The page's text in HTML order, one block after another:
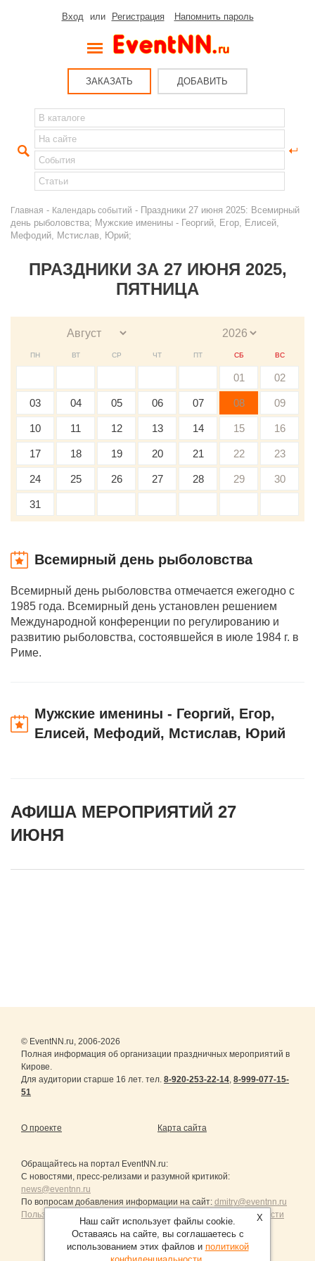
Вход или Регистрация Напомнить пароль
ЗАКАЗАТЬ ДОБАВИТЬ
Главная - Календарь событий - Праздники 27 июня 2025: Всемирный
день рыболовства; Мужские именины - Георгий, Егор, Елисей,
Мефодий, Мстислав, Юрий;
ПРАЗДНИКИ ЗА 27 ИЮНЯ 2025,
ПЯТНИЦА
ПН ВТ СР ЧТ ПТ СБ ВС
01 02
03 04 05 06 07 08 09
10 11 12 13 14 15 16
17 18 19 20 21 22 23
24 25 26 27 28 29 30
31
Всемирный день рыболовства
Всемирный день рыболовства отмечается ежегодно с
1985 года. Всемирный день установлен решением
Международной конференции по регулированию и
развитию рыболовства, состоявшейся в июле 1984 г. в
Риме.
Мужские именины - Георгий, Егор,
Елисей, Мефодий, Мстислав, Юрий
АФИША МЕРОПРИЯТИЙ 27
ИЮНЯ
© EventNN.ru, 2006-2026
Полная информация об организации праздничных мероприятий в
Кирове.
Для аудитории старше 16 лет. тел. 8-920-253-22-14, 8-999-077-15-
51
О проекте Карта сайта
Обращайтесь на портал EventNN.ru:
С новостями, пресс-релизами и разумной критикой:
news@eventnn.ru
По вопросам добавления информации на сайт: dmitry@eventnn.ru
Пользовательское Соглашение и политика конфиденциальности
X
Наш сайт использует файлы cookie.
Оставаясь на сайте, вы соглашаетесь с
использованием этих файлов и политикой